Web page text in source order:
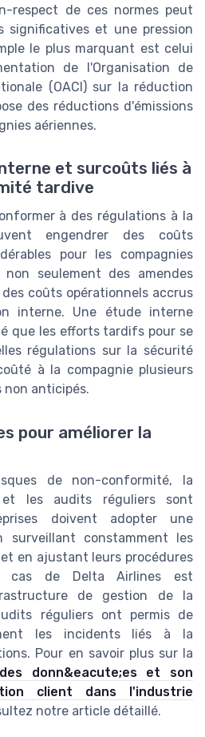
respect de ces normes peut
significatives et une pression
le plus marquant est celui
de l'Organisation de
(OACI) sur la réduction
des réductions d'émissions
aériennes.
et surcoûts liés à
tardive
à des régulations à la
engendrer des coûts
pour les compagnies
seulement des amendes
coûts opérationnels accrus
interne. Une étude interne
que les efforts tardifs pour se
régulations sur la sécurité
à la compagnie plusieurs
non anticipés.
pour améliorer la
de non-conformité, la
les audits réguliers sont
doivent adopter une
surveillant constamment les
en ajustant leurs procédures
cas de Delta Airlines est
de gestion de la
réguliers ont permis de
les incidents liés à la
Pour en savoir plus sur la
donn&eacute;es et son
client dans l'industrie
notre article détaillé.